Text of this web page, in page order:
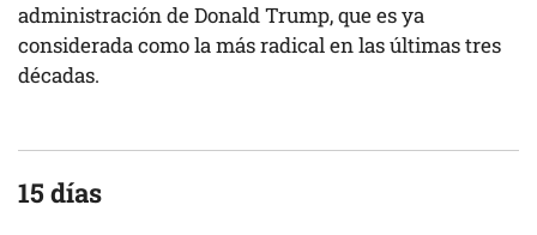
administración de Donald Trump, que es ya
considerada como la más radical en las últimas tres
décadas.
15 días